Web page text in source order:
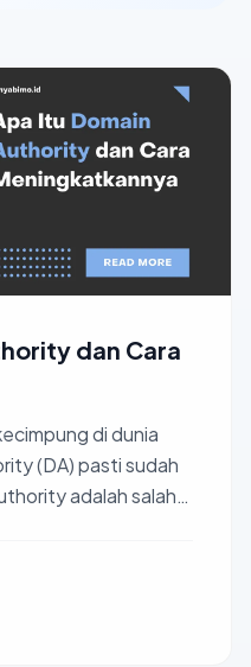
dan Cara
di dunia
(DA) pasti sudah
adalah salah